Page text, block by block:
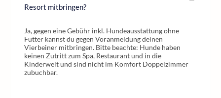
Resort mitbringen?
Ja, gegen eine Gebühr inkl. Hundeausstattung ohne
Futter kannst du gegen Voranmeldung deinen
Vierbeiner mitbringen. Bitte beachte: Hunde haben
keinen Zutritt zum Spa, Restaurant und in die
Kinderwelt und sind nicht im Komfort Doppelzimmer
zubuchbar.